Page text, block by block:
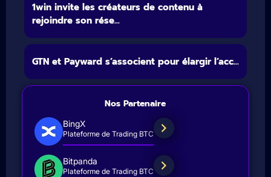
1win invite les créateurs de contenu à
rejoindre son rése...
GTN et Payward s’associent pour élargir l’acc...
Nos Partenaire
BingX
Plateforme de Trading BTC
Bitpanda
Plateforme de Trading BTC